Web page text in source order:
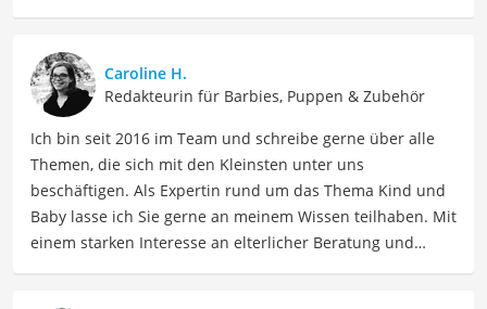
Caroline H.
Redakteurin für Barbies, Puppen & Zubehör
Ich bin seit 2016 im Team und schreibe gerne über alle
Themen, die sich mit den Kleinsten unter uns
beschäftigen. Als Expertin rund um das Thema Kind und
Baby lasse ich Sie gerne an meinem Wissen teilhaben. Mit
einem starken Interesse an elterlicher Beratung und